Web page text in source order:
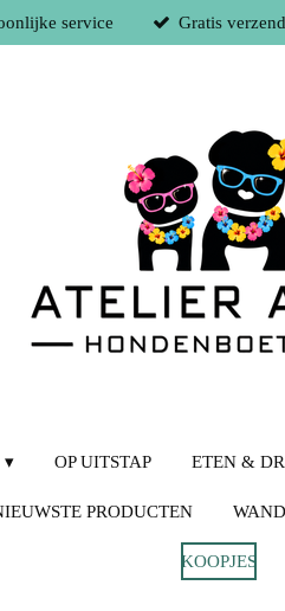
service Gratis
OP UITSTAP ETEN &
PRODUCTEN
KOOPJES